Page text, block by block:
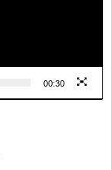
00:30